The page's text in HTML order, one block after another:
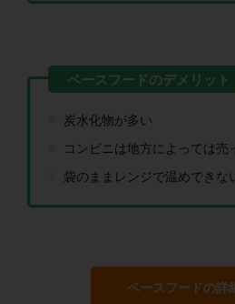
炭水化物が多い
コンビニは地方によっては売
袋のままレンジで温めできな
ベースフードの詳